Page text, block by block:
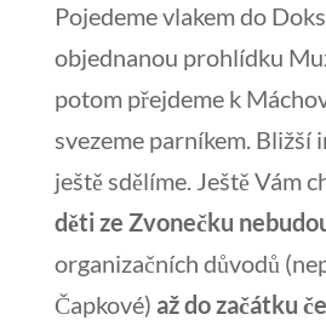
Pojedeme vlakem do
objednanou prohlídku
potom přejdeme k
svezeme parníkem. Bližší
ještě sdělíme. Ještě Vám
děti ze Zvonečku
organizačních důvodů
Čapkové) až do začátku